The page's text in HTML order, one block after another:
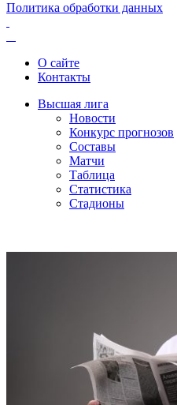
Политика обработки данных
О сайте
Контакты
Высшая лига
Новости
Конкурс прогнозов
Составы
Матчи
Таблица
Статистика
Стадионы